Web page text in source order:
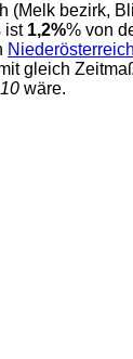
(Melk bezirk,
ist 1,2%% von
Niederösterreich
gleich
10 wäre.